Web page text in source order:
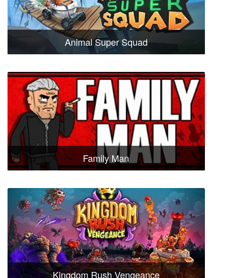
Animal Super Squad
Family Man
Kingdom Rush Vengeance